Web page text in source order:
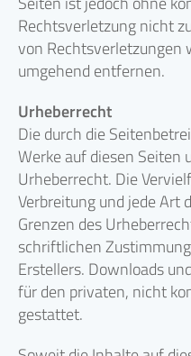
Rechtsverletzung nicht
von Rechtsverletzungen
umgehend entfernen.
Urheberrecht
Die durch die
Werke auf diesen Seiten
Urheberrecht. Die
Verbreitung und jede Art
Grenzen des
schriftlichen
Erstellers. Downloads
für den privaten, nicht
gestattet.